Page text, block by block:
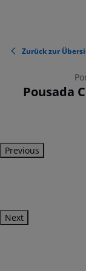
Zurück zur
Pousada
Previous
Next